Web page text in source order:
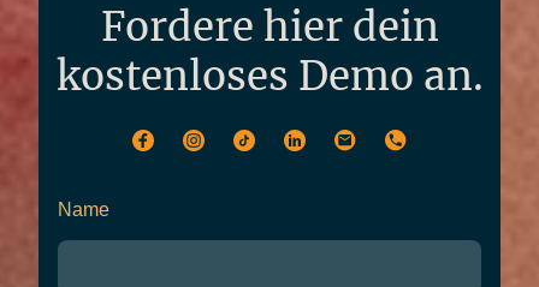
Fordere hier dein
kostenloses Demo an.
Name